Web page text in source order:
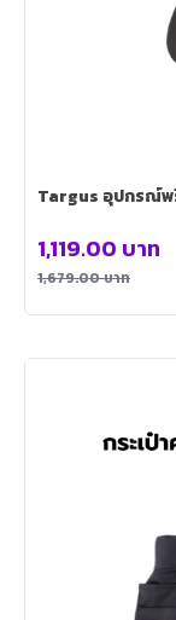
1,679.00บาท
1,119.00 บาท